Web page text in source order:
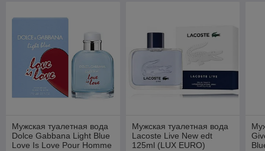
Мужская туалетная вода
Dolce Gabbana Light Blue
Love Is Love Pour Homme
Мужская туалетная вода
Lacoste Live New edt
125ml (LUX EURO)